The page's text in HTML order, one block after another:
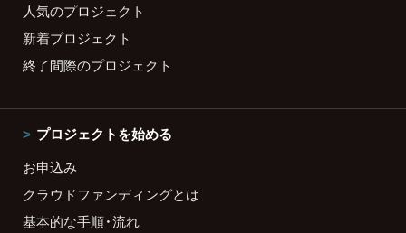
人気のプロジェクト
新着プロジェクト
終了間際のプロジェクト
プロジェクトを始める
お申込み
クラウドファンディングとは
基本的な手順・流れ